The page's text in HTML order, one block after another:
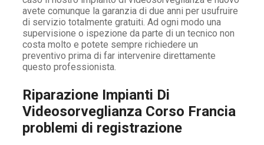
avete comunque la garanzia di due anni per usufruire
di servizio totalmente gratuiti. Ad ogni modo una
supervisione o ispezione da parte di un tecnico non
costa molto e potete sempre richiedere un
preventivo prima di far intervenire direttamente
questo professionista.
Riparazione Impianti Di
Videosorveglianza Corso Francia
problemi di registrazione